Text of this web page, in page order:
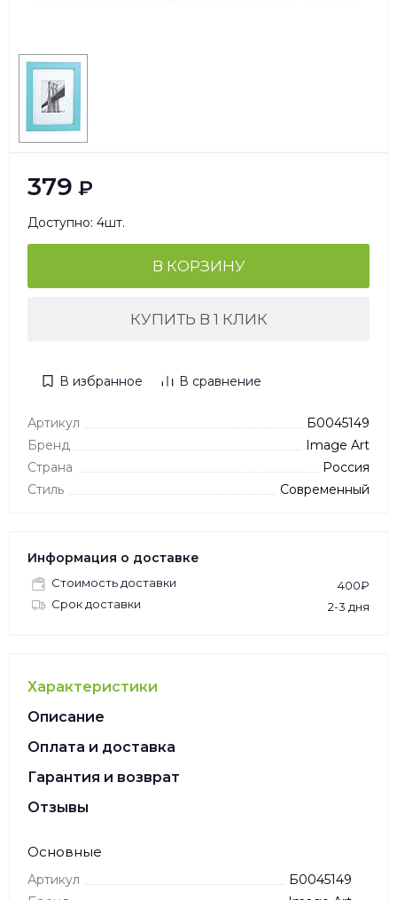
379 ₽
Доступно: 4шт.
В КОРЗИНУ
КУПИТЬ В 1 КЛИК
В избранное В сравнение
Артикул
Б0045149
Бренд
Image Art
Страна
Россия
Стиль
Современный
Информация о доставке
Стоимость доставки
400₽
Срок доставки
2-3 дня
Характеристики
Описание
Оплата и доставка
Гарантия и возврат
Отзывы
Основные
Артикул
Б0045149